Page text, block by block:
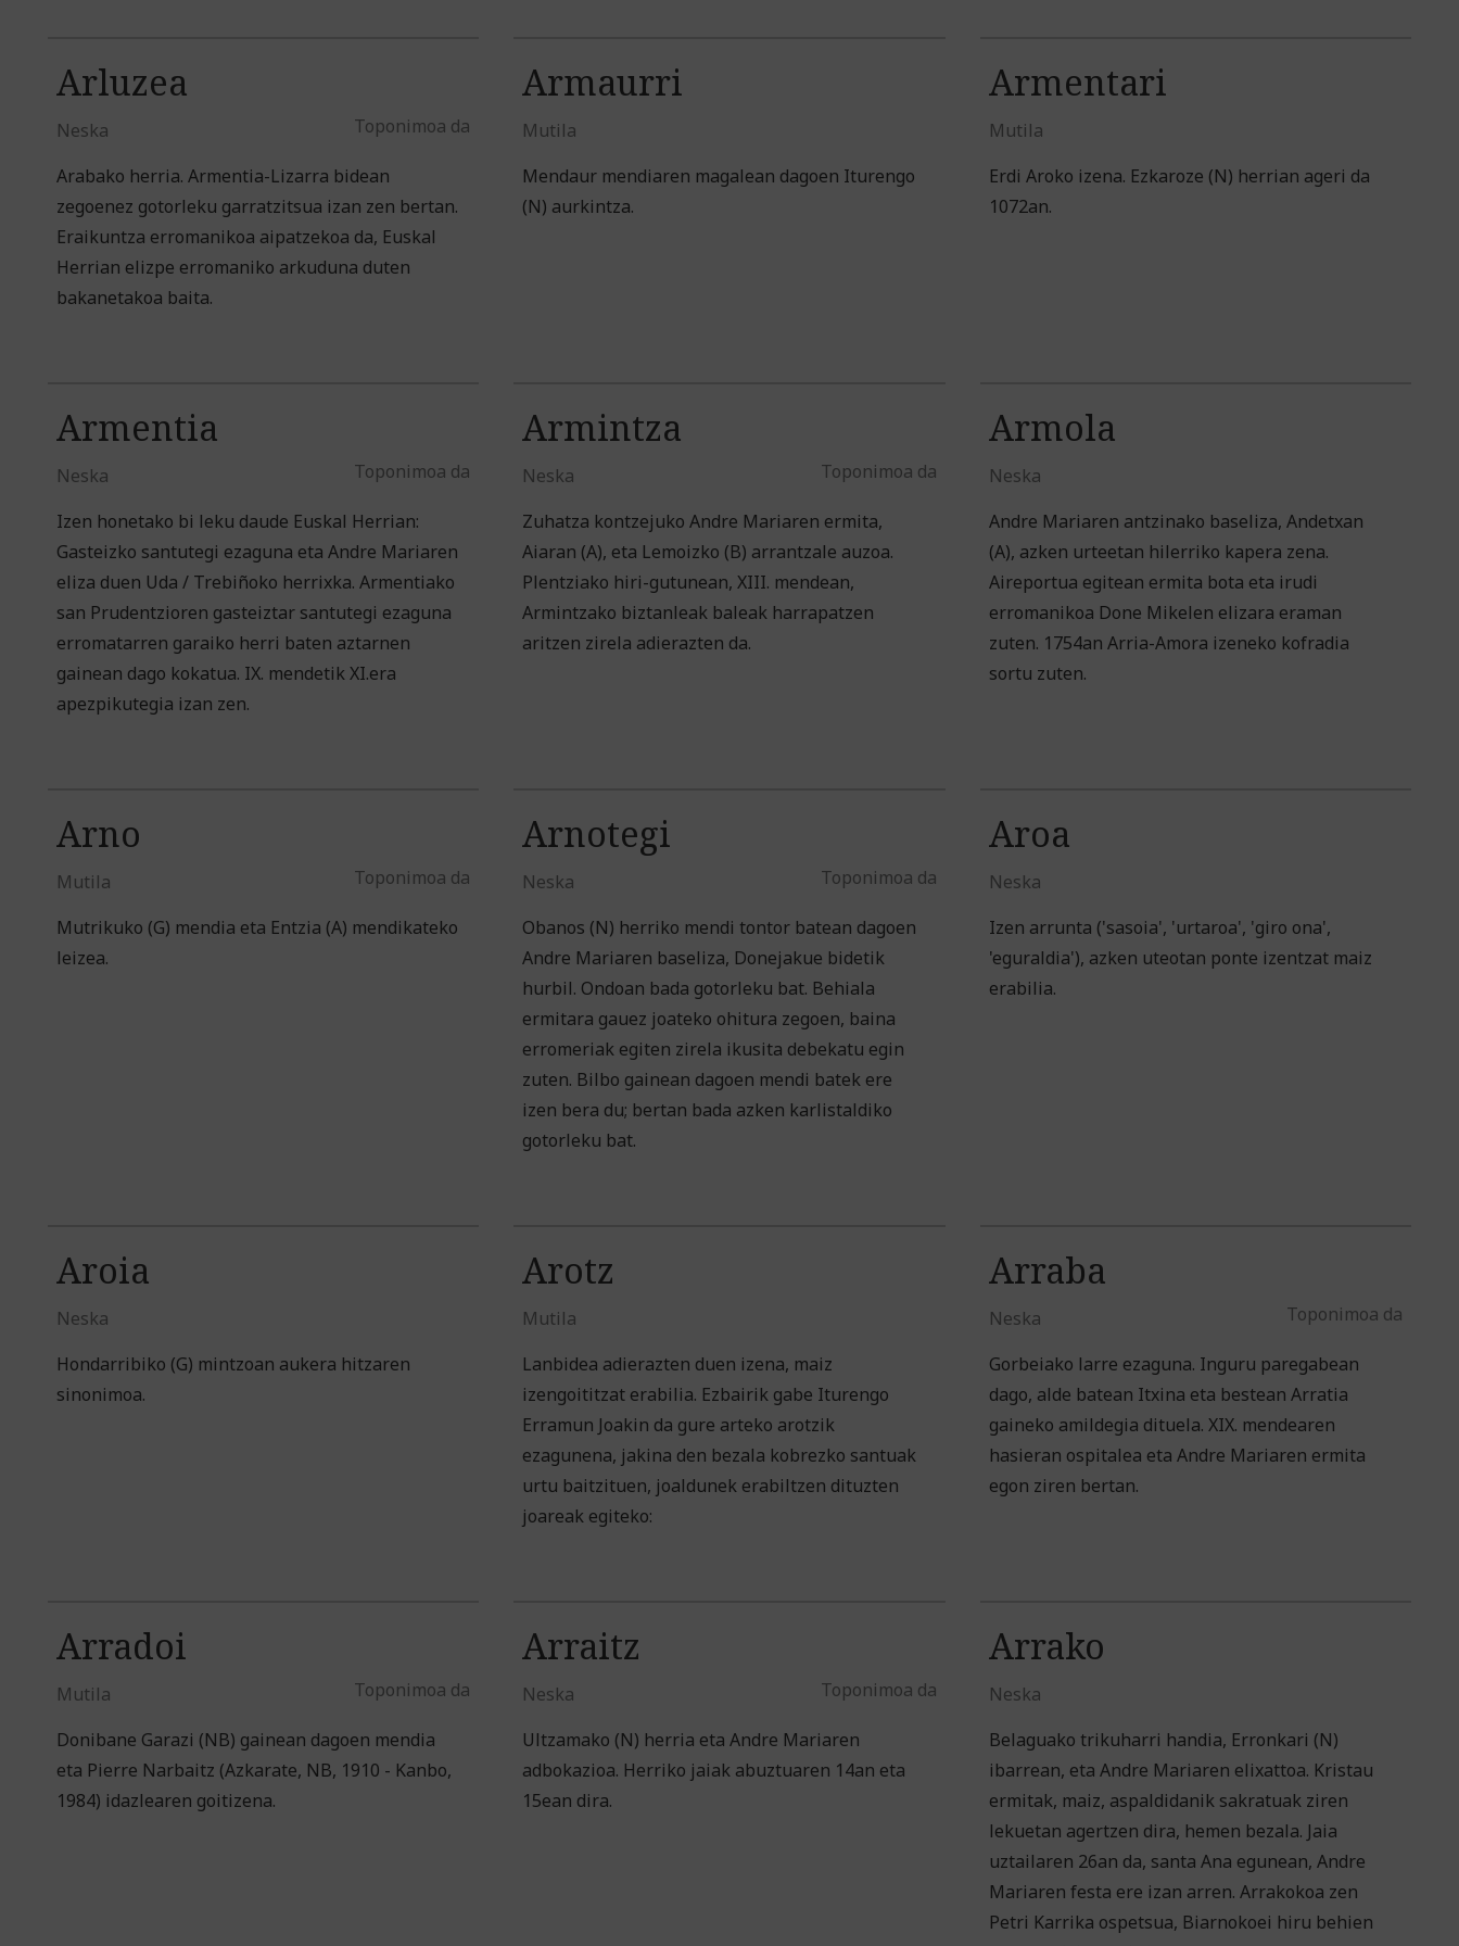
Arluzea
Neska Toponimoa da
Arabako herria. Armentia-Lizarra bidean
zegoenez gotorleku garratzitsua izan zen bertan.
Eraikuntza erromanikoa aipatzekoa da, Euskal
Herrian elizpe erromaniko arkuduna duten
bakanetakoa baita.
Armaurri
Mutila
Mendaur mendiaren magalean dagoen Iturengo
(N) aurkintza.
Armentari
Mutila
Erdi Aroko izena. Ezkaroze (N) herrian ageri da
1072an.
Armentia
Neska Toponimoa da
Izen honetako bi leku daude Euskal Herrian:
Gasteizko santutegi ezaguna eta Andre Mariaren
eliza duen Uda / Trebiñoko herrixka. Armentiako
san Prudentzioren gasteiztar santutegi ezaguna
erromatarren garaiko herri baten aztarnen
gainean dago kokatua. IX. mendetik XI.era
apezpikutegia izan zen.
Armintza
Neska Toponimoa da
Zuhatza kontzejuko Andre Mariaren ermita,
Aiaran (A), eta Lemoizko (B) arrantzale auzoa.
Plentziako hiri-gutunean, XIII. mendean,
Armintzako biztanleak baleak harrapatzen
aritzen zirela adierazten da.
Armola
Neska
Andre Mariaren antzinako baseliza, Andetxan
(A), azken urteetan hilerriko kapera zena.
Aireportua egitean ermita bota eta irudi
erromanikoa Done Mikelen elizara eraman
zuten. 1754an Arria-Amora izeneko kofradia
sortu zuten.
Arno
Mutila Toponimoa da
Mutrikuko (G) mendia eta Entzia (A) mendikateko
leizea.
Arnotegi
Neska Toponimoa da
Obanos (N) herriko mendi tontor batean dagoen
Andre Mariaren baseliza, Donejakue bidetik
hurbil. Ondoan bada gotorleku bat. Behiala
ermitara gauez joateko ohitura zegoen, baina
erromeriak egiten zirela ikusita debekatu egin
zuten. Bilbo gainean dagoen mendi batek ere
izen bera du; bertan bada azken karlistaldiko
gotorleku bat.
Aroa
Neska
Izen arrunta ('sasoia', 'urtaroa', 'giro ona',
'eguraldia'), azken uteotan ponte izentzat maiz
erabilia.
Aroia
Neska
Hondarribiko (G) mintzoan aukera hitzaren
sinonimoa.
Arotz
Mutila
Lanbidea adierazten duen izena, maiz
izengoititzat erabilia. Ezbairik gabe Iturengo
Erramun Joakin da gure arteko arotzik
ezagunena, jakina den bezala kobrezko santuak
urtu baitzituen, joaldunek erabiltzen dituzten
joareak egiteko:
Arraba
Neska Toponimoa da
Gorbeiako larre ezaguna. Inguru paregabean
dago, alde batean Itxina eta bestean Arratia
gaineko amildegia dituela. XIX. mendearen
hasieran ospitalea eta Andre Mariaren ermita
egon ziren bertan.
Arradoi
Mutila Toponimoa da
Donibane Garazi (NB) gainean dagoen mendia
eta Pierre Narbaitz (Azkarate, NB, 1910 - Kanbo,
1984) idazlearen goitizena.
Arraitz
Neska Toponimoa da
Ultzamako (N) herria eta Andre Mariaren
adbokazioa. Herriko jaiak abuztuaren 14an eta
15ean dira.
Arrako
Neska
Belaguako trikuharri handia, Erronkari (N)
ibarrean, eta Andre Mariaren elixattoa. Kristau
ermitak, maiz, aspaldidanik sakratuak ziren
lekuetan agertzen dira, hemen bezala. Jaia
uztailaren 26an da, santa Ana egunean, Andre
Mariaren festa ere izan arren. Arrakokoa zen
Petri Karrika ospetsua, Biarnokoei hiru behien